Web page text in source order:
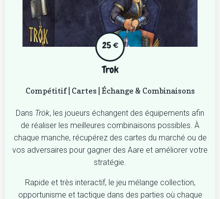
25 €
Trok
Compétitif | Cartes | Échange & Combinaisons
Dans Trök, les joueurs échangent des équipements afin
de réaliser les meilleures combinaisons possibles. À
chaque manche, récupérez des cartes du marché ou de
vos adversaires pour gagner des Aare et améliorer votre
stratégie.
Rapide et très interactif, le jeu mélange collection,
opportunisme et tactique dans des parties où chaque